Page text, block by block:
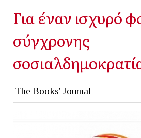
Για έναν ισχυρό
σύγχρονης
The Books' Journal